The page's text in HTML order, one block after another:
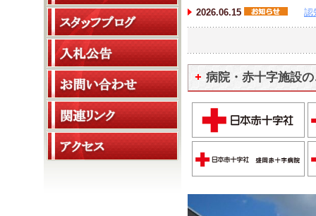
2026.06.15 認
病院・赤十字施設